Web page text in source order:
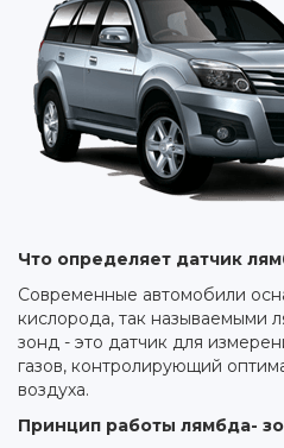
Что определяет датчик
Современные автомобили
кислорода, так называемыми
зонд - это датчик для
газов, контролирующий
воздуха.
Принцип работы лямбда-